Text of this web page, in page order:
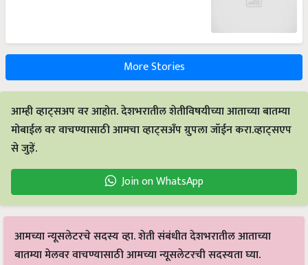
More Stories
आम्ही व्हाट्सअप वर आहोत. देशभरातील शेतीविषयीच्या आताच्या बातम्या
मोबाईल वर वाचण्यासाठी आमचा व्हाट्सअँप ग्रुपला जॉईन करा.व्हाट्सएप
से जुड़ें.
Join on WhatsApp
आमच्या न्यूसलेटरचे सदस्य व्हा. शेती संबंधीत देशभरातील आताच्या
बातम्या मेलवर वाचण्यासाठी आमच्या न्यूसलेटरची सदस्यता घ्या.